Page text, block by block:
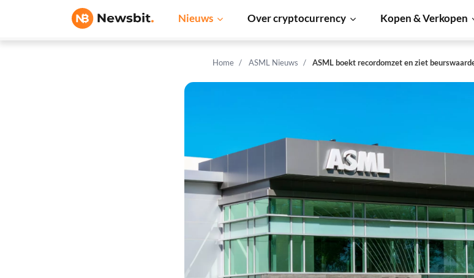
Nieuws Over cryptocurrency Kopen & Verkopen
Home ASML Nieuws ASML boekt recordomzet en ziet